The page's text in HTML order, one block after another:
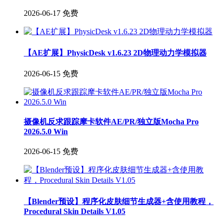
2026-06-17 免费
【AE扩展】PhysicDesk v1.6.23 2D物理动力学模拟器
2026-06-15 免费
摄像机反求跟踪摩卡软件AE/PR/独立版Mocha Pro
2026.5.0 Win
2026-06-15 免费
【Blender预设】程序化皮肤细节生成器+含使用教程，
Procedural Skin Details V1.05